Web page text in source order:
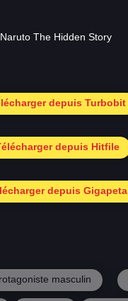
depuis Turbobit
depuis Hitfile
depuis Gigapeta
masculin